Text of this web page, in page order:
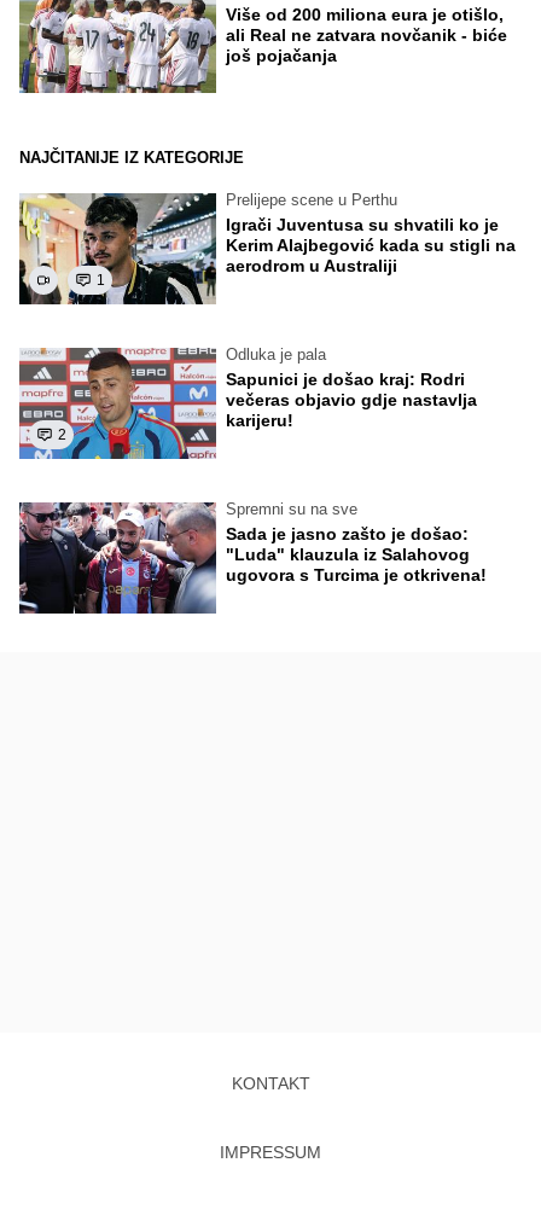
Više od 200 miliona eura je otišlo,
ali Real ne zatvara novčanik - biće
još pojačanja
NAJČITANIJE IZ KATEGORIJE
1
Prelijepe scene u Perthu
Igrači Juventusa su shvatili ko je
Kerim Alajbegović kada su stigli na
aerodrom u Australiji
2
Odluka je pala
Sapunici je došao kraj: Rodri
večeras objavio gdje nastavlja
karijeru!
Spremni su na sve
Sada je jasno zašto je došao:
"Luda" klauzula iz Salahovog
ugovora s Turcima je otkrivena!
KONTAKT
IMPRESSUM